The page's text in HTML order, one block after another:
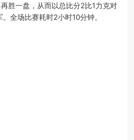
胜一盘，从而以总比分2比1力克对
全场比赛耗时2小时10分钟。